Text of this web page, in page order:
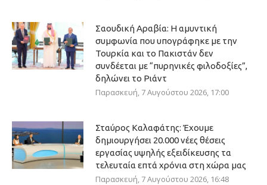
Σαουδική Αραβία: Η αμυντική
συμφωνία που υπογράφηκε με την
Τουρκία και το Πακιστάν δεν
συνδέεται με “πυρηνικές φιλοδοξίες”,
δηλώνει το Ριάντ
Παρασκευή, 7 Αυγούστου 2026, 17:00
Σταύρος Καλαφάτης: Έχουμε
δημιουργήσει 20.000 νέες θέσεις
εργασίας υψηλής εξειδίκευσης τα
τελευταία επτά χρόνια στη χώρα μας
Παρασκευή, 7 Αυγούστου 2026, 16:48